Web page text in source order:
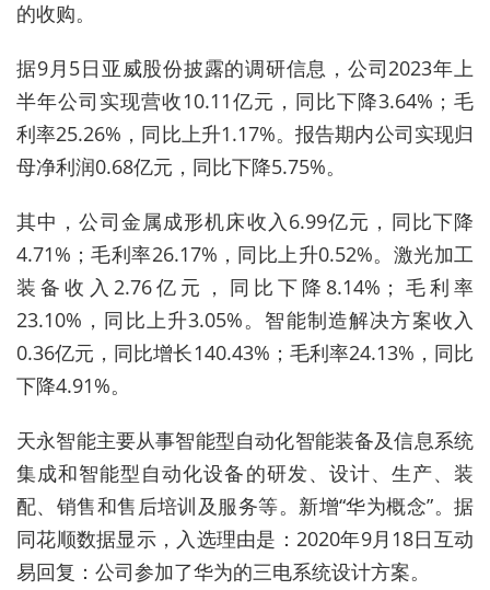
的收购。
据9月5日亚威股份披露的调研信息，公司2023年上
半年公司实现营收10.11亿元，同比下降3.64%；毛
利率25.26%，同比上升1.17%。报告期内公司实现归
母净利润0.68亿元，同比下降5.75%。
其中，公司金属成形机床收入6.99亿元，同比下降
4.71%；毛利率26.17%，同比上升0.52%。激光加工
装备收入2.76亿元，同比下降8.14%；毛利率
23.10%，同比上升3.05%。智能制造解决方案收入
0.36亿元，同比增长140.43%；毛利率24.13%，同比
下降4.91%。
天永智能主要从事智能型自动化智能装备及信息系统
集成和智能型自动化设备的研发、设计、生产、装
配、销售和售后培训及服务等。新增“华为概念”。据
同花顺数据显示，入选理由是：2020年9月18日互动
易回复：公司参加了华为的三电系统设计方案。